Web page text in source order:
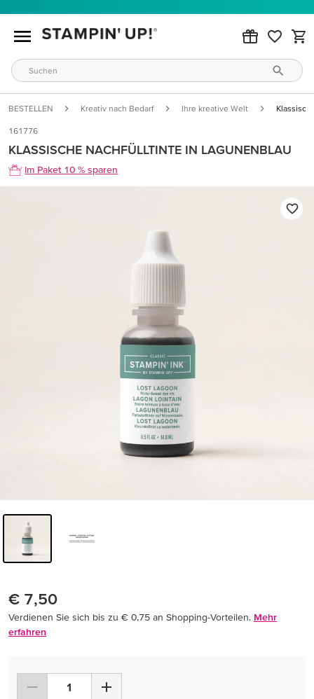
BESTELLEN Kreativ nach Bedarf Ihre kreative Welt
161776
KLASSISCHE NACHFÜLLTINTE IN LAGUNENBLAU
Im Paket 10 % sparen
€ 7,50
Verdienen Sie sich bis zu € 0,75 an Shopping-Vorteilen. Mehr
erfahren